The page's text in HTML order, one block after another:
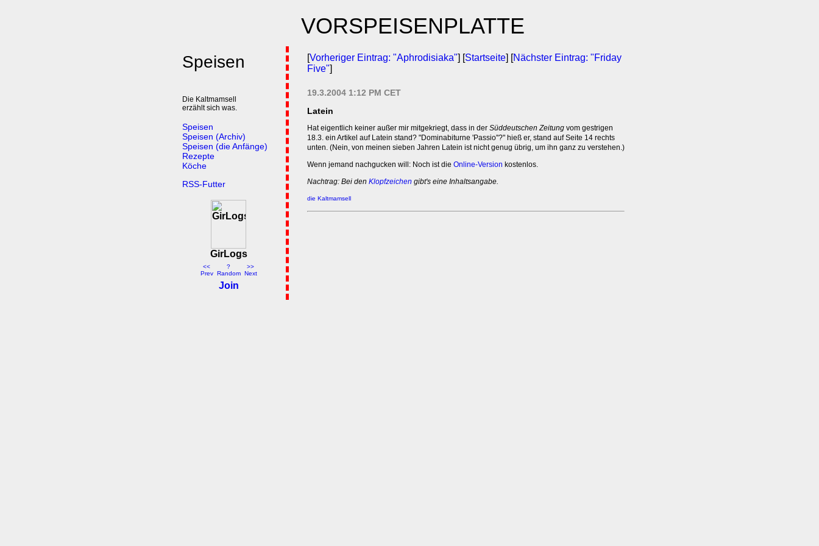
VORSPEISENPLATTE
Speisen
Die Kaltmamsell
erzählt sich was.
Speisen
Speisen (Archiv)
Speisen (die Anfänge)
Rezepte
Köche
RSS-Futter
GirLogs
<<
Prev
?
Random
>>
Next
Join
[Vorheriger Eintrag: "Aphrodisiaka"] [Startseite] [Nächster Eintrag: "Friday
Five"]
19.3.2004 1:12 PM CET
Latein
Hat eigentlich keiner außer mir mitgekriegt, dass in der Süddeutschen Zeitung vom gestrigen
18.3. ein Artikel auf Latein stand? "Dominabiturne 'Passio''?" hieß er, stand auf Seite 14 rechts
unten. (Nein, von meinen sieben Jahren Latein ist nicht genug übrig, um ihn ganz zu verstehen.)
Wenn jemand nachgucken will: Noch ist die Online-Version kostenlos.
Nachtrag: Bei den Klopfzeichen gibt's eine Inhaltsangabe.
die Kaltmamsell